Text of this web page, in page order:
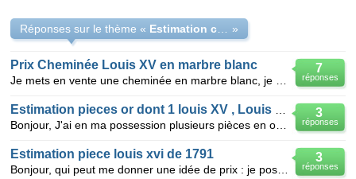
Réponses sur le thème « »
7
réponses
Prix Cheminée Louis XV en marbre blanc
3
réponses
3
réponses
Estimation piece louis xvi de 1791